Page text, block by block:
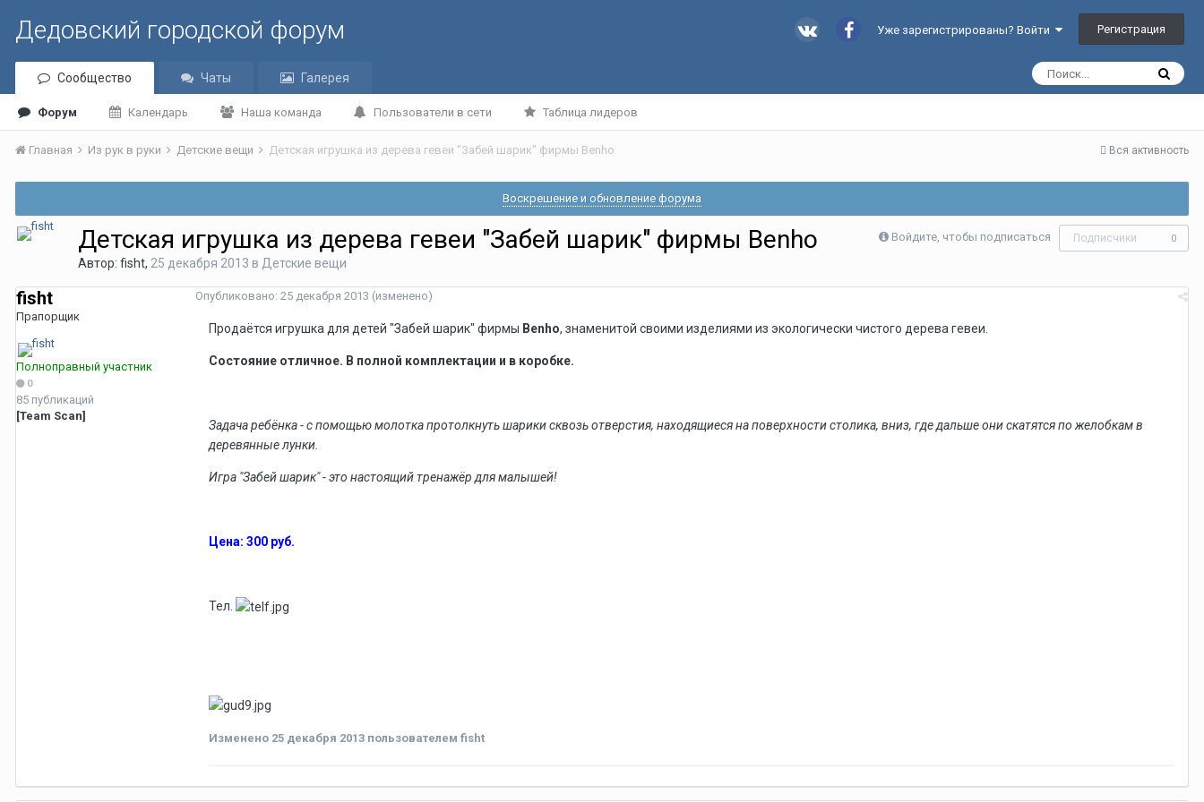
Дедовский городской форум Уже зарегистрированы? Войти Регистрация
Сообщество
Форум Календарь Наша команда Пользователи в сети Таблица лидеров
Чаты Галерея
Вся активность
Главная Из рук в руки Детские вещи Детская игрушка из дерева гевеи "Забей шарик" фирмы Benho
Воскрешение и обновление форума
Войдите, чтобы подписаться Подписчики 0
Детская игрушка из дерева гевеи "Забей шарик" фирмы Benho
Автор: fisht, 25 декабря 2013 в Детские вещи
fisht
Прапорщик
Полноправный участник
0
85 публикаций
[Team Scan]
Опубликовано: 25 декабря 2013 (изменено)
Продаётся игрушка для детей "Забей шарик" фирмы Benho, знаменитой своими изделиями из экологически чистого дерева гевеи.
Состояние отличное. В полной комплектации и в коробке.
Задача ребёнка - с помощью молотка протолкнуть шарики сквозь отверстия, находящиеся на поверхности столика, вниз, где дальше они скатятся по желобкам в
деревянные лунки.
Игра "Забей шарик" - это настоящий тренажёр для малышей!
Цена: 300 руб.
Тел.
Изменено 25 декабря 2013 пользователем fisht